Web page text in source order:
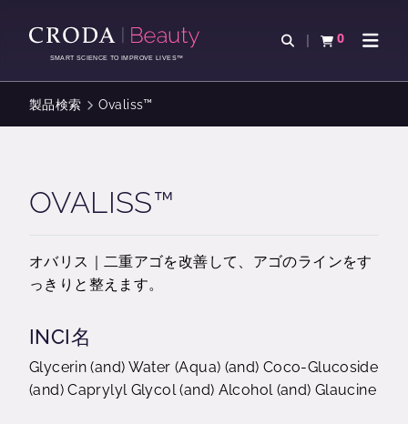
ン
を
ー
ス
SMART SCIENCE TO IMPROVE LIVES™
検索を開く
0
カートを確認す
ナビ
製品検索 Ovaliss™
OVALISS™
オバリス｜二重アゴを改善して、アゴのラインをす
っきりと整えます。
INCI名
Glycerin (and) Water (Aqua) (and) Coco-Glucoside
(and) Caprylyl Glycol (and) Alcohol (and) Glaucine